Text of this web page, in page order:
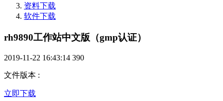
资料下载
软件下载
rh9890工作站中文版（gmp认证）
2019-11-22 16:43:14 390
文件版本 :
立即下载